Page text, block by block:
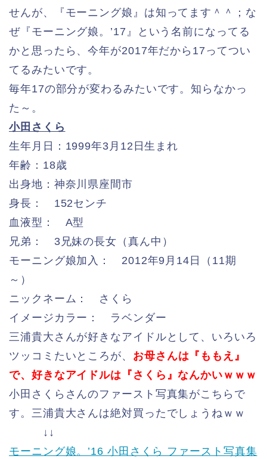
せんが、『モーニング娘』は知ってます＾＾；な
ぜ『モーニング娘。’17』という名前になってる
かと思ったら、今年が2017年だから17ってつい
てるみたいです。
毎年17の部分が変わるみたいです。知らなかっ
た～。
小田さくら
生年月日：1999年3月12日生まれ
年齢：18歳
出身地：神奈川県座間市
身長： 152センチ
血液型： A型
兄弟： 3兄妹の長女（真ん中）
モーニング娘加入： 2012年9月14日（11期
～）
ニックネーム： さくら
イメージカラー： ラベンダー
三浦貴大さんが好きなアイドルとして、いろいろ
ツッコミたいところが、 お母さんは『ももえ』
で、好きなアイドルは『さくら』なんかいｗｗｗ
小田さくらさんのファースト写真集がこちらで
す。三浦貴大さんは絶対買ったでしょうねｗｗ
↓↓
モーニング娘。’16 小田さくら ファースト写真集